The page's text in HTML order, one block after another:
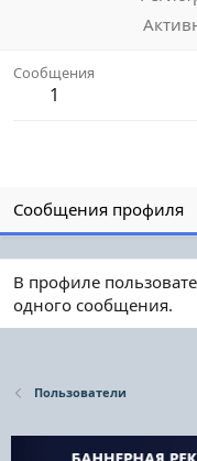
Сообщения
1
Сообщения профиля
В профиле
одного сообщения.
Пользователи